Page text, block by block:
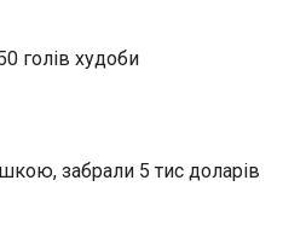
голів худоби
забрали 5 тис доларів